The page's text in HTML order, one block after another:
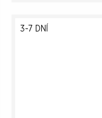
3-7 DNÍ